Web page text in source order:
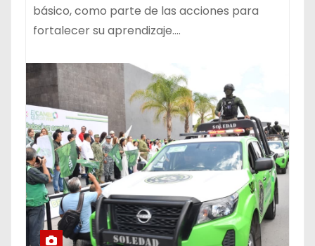
básico, como parte de las acciones para
fortalecer su aprendizaje.…